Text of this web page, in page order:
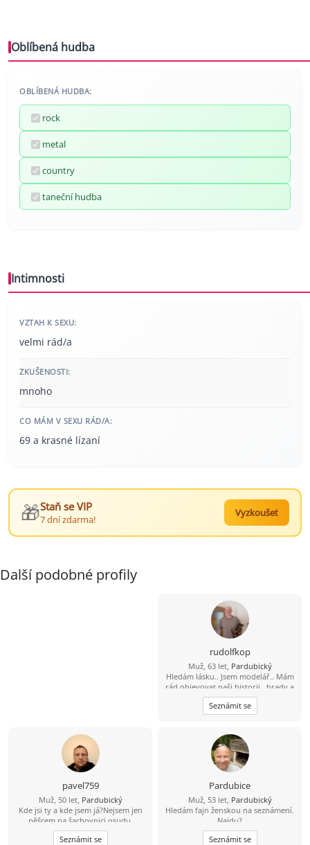
Oblíbená hudba
OBLÍBENÁ HUDBA:
rock
metal
country
taneční hudba
Intimnosti
VZTAH K SEXU:
velmi rád/a
ZKUŠENOSTI:
mnoho
CO MÁM V SEXU RÁD/A:
69 a krasné lízaní
🎁Staň se VIP
7 dní zdarma!
Vyzkoušet
Další podobné profily
rudolfkop
Muž, 63 let, Pardubický
Hledám lásku.. Jsem modelář.. Mám
rád objevovat naši historii.. hrady a
zámky.. Pro jednodušší komunikaci
737 580 628
Seznámit se
pavel759
Muž, 50 let, Pardubický
Kde jsi ty a kde jsem já?Nejsem jen
pěšcem na šachovnici osudu.
Seznámit se
Pardubice
Muž, 53 let, Pardubický
Hledám fajn ženskou na seznámení.
Najdu?
Seznámit se